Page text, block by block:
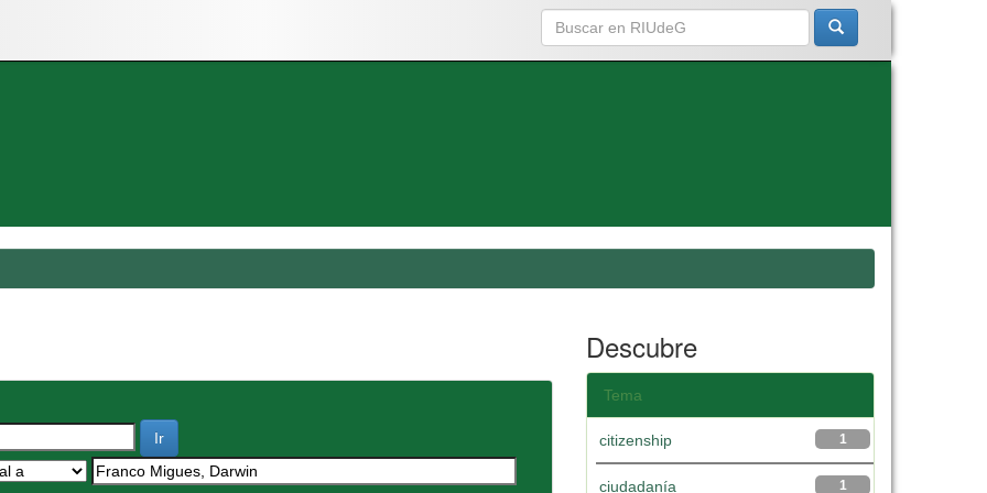
Descubre
Tema
1
citizenship
1
ciudadanía